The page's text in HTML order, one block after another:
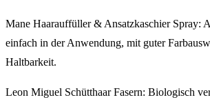
Mane Haarauffüller & Ansatzkaschier Spray:
einfach in der Anwendung, mit guter
Haltbarkeit.
Leon Miguel Schütthaar Fasern: Biologisch